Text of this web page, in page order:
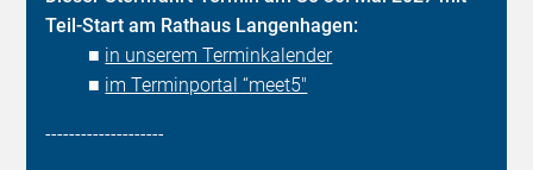
Teil-Start am Rathaus Langenhagen:
■ in unserem Terminkalender
■ im Terminportal “meet5"
--------------------